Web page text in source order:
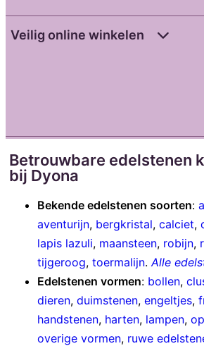
Veilig online winkelen
Betrouwbare edelstenen
bij Dyona
Bekende edelstenen soorten:
aventurijn, bergkristal, calciet,
lapis lazuli, maansteen, robijn,
tijgeroog, toermalijn. Alle
Edelstenen vormen: bollen,
dieren, duimstenen, engeltjes,
handstenen, harten, lampen,
overige vormen, ruwe